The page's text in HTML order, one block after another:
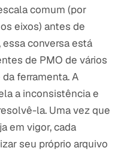
comum (por
eixos) antes de
conversa está
de PMO de vários
ferramenta. A
a inconsistência e
la. Uma vez que
em vigor, cada
seu próprio arquivo